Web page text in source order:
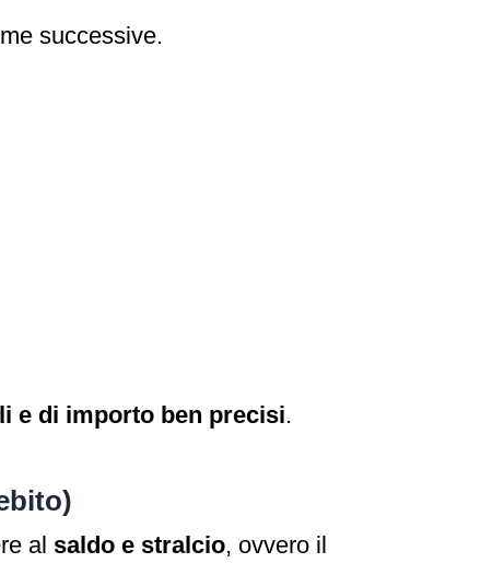
successive.
e di importo ben precisi.
al saldo e stralcio, ovvero il